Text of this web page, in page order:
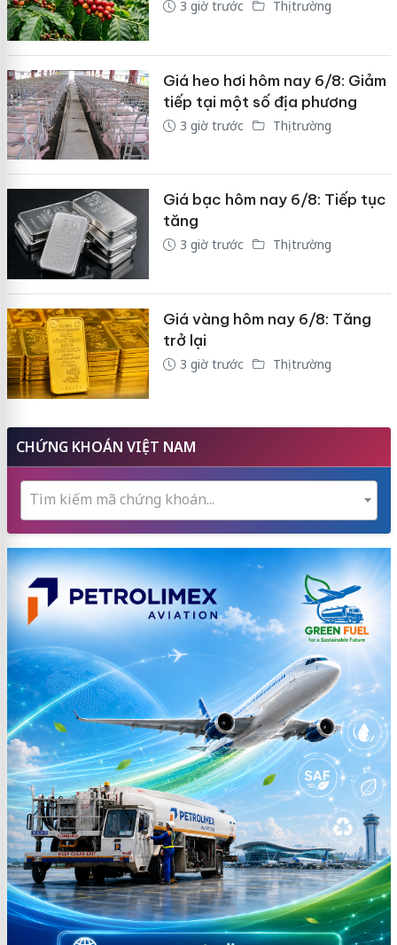
3 giờ trước Thị trường
Giá heo hơi hôm nay 6/8: Giảm
tiếp tại một số địa phương
3 giờ trước Thị trường
Giá bạc hôm nay 6/8: Tiếp tục
tăng
3 giờ trước Thị trường
Giá vàng hôm nay 6/8: Tăng
trở lại
3 giờ trước Thị trường
CHỨNG KHOÁN VIỆT NAM
Tìm kiếm mã chứng khoán...